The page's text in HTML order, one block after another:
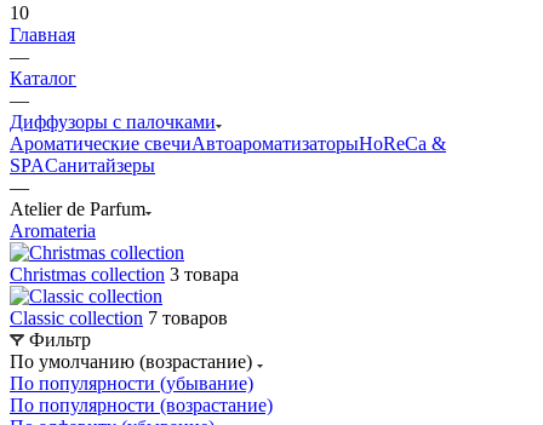
10
Главная
—
Каталог
—
Диффузоры с палочками
Ароматические свечиАвтоароматизаторыHoReCa &
SPAСанитайзеры
—
Atelier de Parfum
Aromateria
Christmas collection 3 товара
Classic collection 7 товаров
Фильтр
По умолчанию (возрастание)
По популярности (убывание)
По популярности (возрастание)